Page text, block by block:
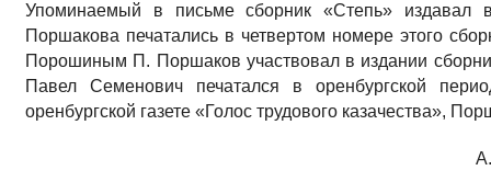
Упоминаемый в письме сборник «Степь» издавал
Поршакова печатались в четвертом номере этого
Порошиным П. Поршаков участвовал в издании
Павел Семенович печатался в оренбургской
оренбургской газете «Голос трудового казачества»,